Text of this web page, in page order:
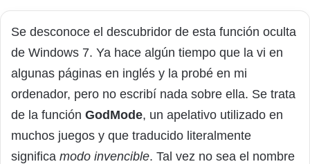
Se desconoce el descubridor de esta función oculta
de Windows 7. Ya hace algún tiempo que la vi en
algunas páginas en inglés y la probé en mi
ordenador, pero no escribí nada sobre ella. Se trata
de la función GodMode, un apelativo utilizado en
muchos juegos y que traducido literalmente
significa modo invencible. Tal vez no sea el nombre